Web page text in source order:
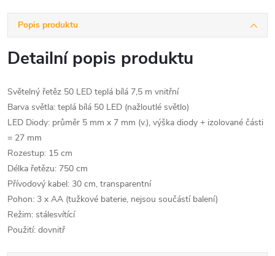
Popis produktu
Detailní popis produktu
Světelný řetěz 50 LED teplá bílá 7,5 m vnitřní
Barva světla: teplá bílá 50 LED (nažloutlé světlo)
LED Diody: průměr 5 mm x 7 mm (v.), výška diody + izolované části
= 27 mm
Rozestup: 15 cm
Délka řetězu: 750 cm
Přívodový kabel: 30 cm, transparentní
Pohon: 3 x AA (tužkové baterie, nejsou součástí balení)
Režim: stálesvítící
Použití: dovnitř